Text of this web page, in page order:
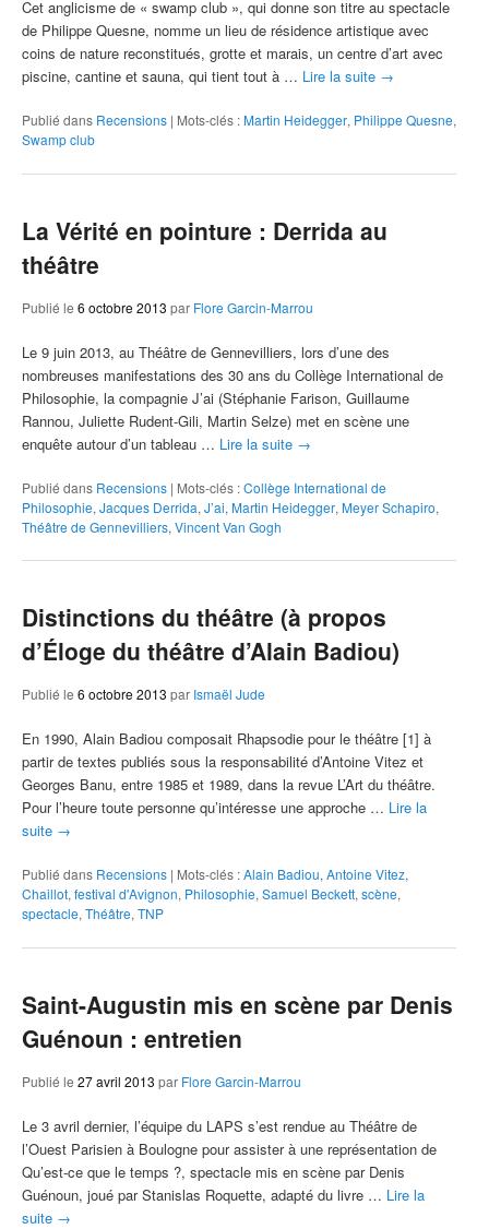
Cet anglicisme de « swamp club », qui donne son titre au spectacle
de Philippe Quesne, nomme un lieu de résidence artistique avec
coins de nature reconstitués, grotte et marais, un centre d’art avec
piscine, cantine et sauna, qui tient tout à … Lire la suite →
Publié dans Recensions | Mots-clés :Martin Heidegger, Philippe Quesne,
Swamp club
La Vérité en pointure : Derrida au
théâtre
Publié le 6 octobre 2013 par Flore Garcin-Marrou
Le 9 juin 2013, au Théâtre de Gennevilliers, lors d’une des
nombreuses manifestations des 30 ans du Collège International de
Philosophie, la compagnie J’ai (Stéphanie Farison, Guillaume
Rannou, Juliette Rudent-Gili, Martin Selze) met en scène une
enquête autour d’un tableau … Lire la suite →
Publié dans Recensions | Mots-clés :Collège International de
Philosophie, Jacques Derrida, J’ai, Martin Heidegger, Meyer Schapiro,
Théâtre de Gennevilliers, Vincent Van Gogh
Distinctions du théâtre (à propos
d’Éloge du théâtre d’Alain Badiou)
Publié le 6 octobre 2013 par Ismaël Jude
En 1990, Alain Badiou composait Rhapsodie pour le théâtre [1] à
partir de textes publiés sous la responsabilité d’Antoine Vitez et
Georges Banu, entre 1985 et 1989, dans la revue L’Art du théâtre.
Pour l’heure toute personne qu’intéresse une approche … Lire la
suite →
Publié dans Recensions | Mots-clés :Alain Badiou, Antoine Vitez,
Chaillot, festival d'Avignon, Philosophie, Samuel Beckett, scène,
spectacle, Théâtre, TNP
Saint-Augustin mis en scène par Denis
Guénoun : entretien
Publié le 27 avril 2013 par Flore Garcin-Marrou
Le 3 avril dernier, l’équipe du LAPS s’est rendue au Théâtre de
l’Ouest Parisien à Boulogne pour assister à une représentation de
Qu’est-ce que le temps ?, spectacle mis en scène par Denis
Guénoun, joué par Stanislas Roquette, adapté du livre … Lire la
suite →